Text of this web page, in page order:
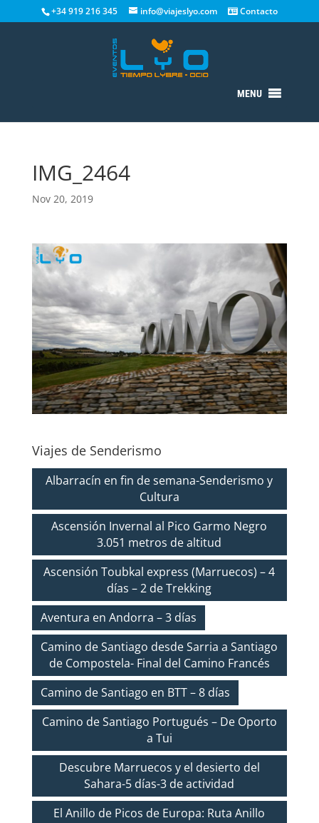
+34 919 216 345 info@viajeslyo.com Contacto
MENU
IMG_2464
Nov 20, 2019
Viajes de Senderismo
Albarracín en fin de semana-Senderismo y
Cultura
Ascensión Invernal al Pico Garmo Negro
3.051 metros de altitud
Ascensión Toubkal express (Marruecos) – 4
días – 2 de Trekking
Aventura en Andorra – 3 días
Camino de Santiago desde Sarria a Santiago
de Compostela- Final del Camino Francés
Camino de Santiago en BTT – 8 días
Camino de Santiago Portugués – De Oporto
a Tui
Descubre Marruecos y el desierto del
Sahara-5 días-3 de actividad
El Anillo de Picos de Europa: Ruta Anillo